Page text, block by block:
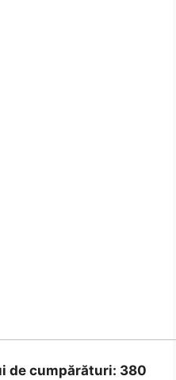
de cumpărături: 380